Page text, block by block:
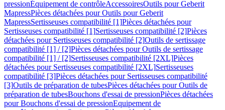
pressionÉquipement de contrôleAccessoiresOutils pour Geberit
MapressPièces détachées pour Outils pour Geberit
MapressSertisseuses compatibilité [1]Pièces détachées pour
Sertisseuses compatibilité [1]Sertisseuses compatibilité [2]Pièces
détachées pour Sertisseuses compatibilité [2]Outils de sertissage
compatibilité [1] / [2]Pièces détachées pour Outils de sertissage
compatibilité [1] / [2]Sertisseuses compatibilité [2XL]Pièces
détachées pour Sertisseuses compatibilité [2XL]Sertisseuses
compatibilité [3]Pièces détachées pour Sertisseuses compatibilité
[3]Outils de préparation de tubesPièces détachées pour Outils de
préparation de tubesBouchons d'essai de pressionPièces détachées
pour Bouchons d'essai de pressionEquipement de